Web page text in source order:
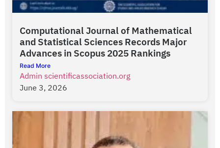
Computational Journal of Mathematical
and Statistical Sciences Records Major
Advances in Scopus 2025 Rankings
Read More
Admin scientificassociation.org
June 3, 2026